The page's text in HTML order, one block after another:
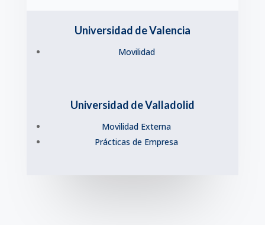
Universidad de Valencia
Movilidad
Universidad de Valladolid
Movilidad Externa
Prácticas de Empresa